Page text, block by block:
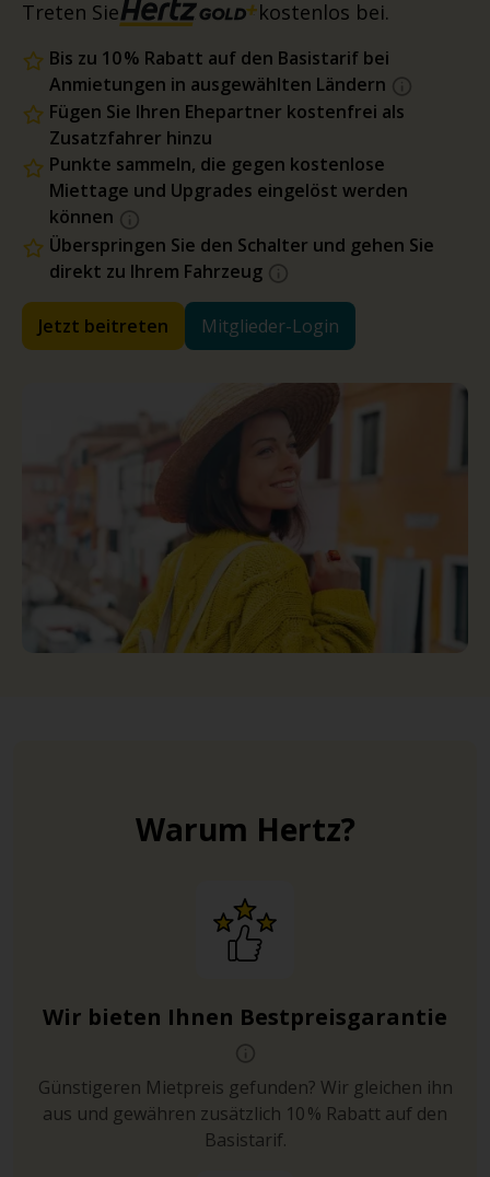
Treten Sie kostenlos bei.
Bis zu 10 % Rabatt auf den Basistarif bei
Anmietungen in ausgewählten Ländern
Fügen Sie Ihren Ehepartner kostenfrei als
Zusatzfahrer hinzu
Punkte sammeln, die gegen kostenlose
Miettage und Upgrades eingelöst werden
können
Überspringen Sie den Schalter und gehen Sie
direkt zu Ihrem Fahrzeug
Jetzt beitreten Mitglieder-Login
Warum Hertz?
Wir bieten Ihnen Bestpreisgarantie
Günstigeren Mietpreis gefunden? Wir gleichen ihn
aus und gewähren zusätzlich 10 % Rabatt auf den
Basistarif.